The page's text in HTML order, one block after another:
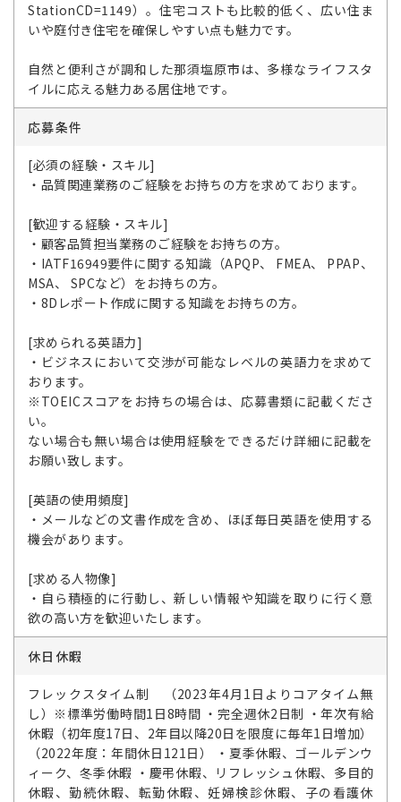
StationCD=1149）。住宅コストも比較的低く、広い住ま
いや庭付き住宅を確保しやすい点も魅力です。
自然と便利さが調和した那須塩原市は、多様なライフスタ
イルに応える魅力ある居住地です。
応募条件
[必須の経験・スキル]
・品質関連業務のご経験をお持ちの方を求めております。
[歓迎する経験・スキル]
・顧客品質担当業務のご経験をお持ちの方。
・IATF16949要件に関する知識（APQP、 FMEA、 PPAP、
MSA、 SPCなど）をお持ちの方。
・8Dレポート作成に関する知識をお持ちの方。
[求められる英語力]
・ビジネスにおいて交渉が可能なレベルの英語力を求めて
おります。
※TOEICスコアをお持ちの場合は、応募書類に記載くださ
い。
ない場合も無い場合は使用経験をできるだけ詳細に記載を
お願い致します。
[英語の使用頻度]
・メールなどの文書作成を含め、ほぼ毎日英語を使用する
機会があります。
[求める人物像]
・自ら積極的に行動し、新しい情報や知識を取りに行く意
欲の高い方を歓迎いたします。
休日休暇
フレックスタイム制 （2023年4月1日よりコアタイム無
し）※標準労働時間1日8時間 ・完全週休2日制 ・年次有給
休暇（初年度17日、2年目以降20日を限度に毎年1日増加）
（2022年度：年間休日121日） ・夏季休暇、ゴールデンウ
ィーク、冬季休暇 ・慶弔休暇、リフレッシュ休暇、多目的
休暇、勤続休暇、転勤休暇、妊婦検診休暇、子の看護休